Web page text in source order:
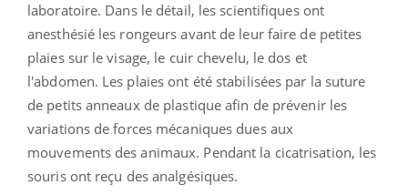
laboratoire. Dans le détail, les scientifiques ont
anesthésié les rongeurs avant de leur faire de petites
plaies sur le visage, le cuir chevelu, le dos et
l'abdomen. Les plaies ont été stabilisées par la suture
de petits anneaux de plastique afin de prévenir les
variations de forces mécaniques dues aux
mouvements des animaux. Pendant la cicatrisation, les
souris ont reçu des analgésiques.